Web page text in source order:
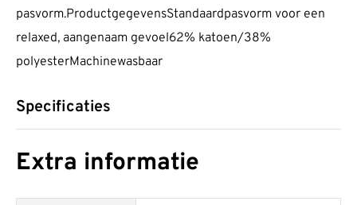
pasvorm.ProductgegevensStandaardpasvorm voor een
relaxed, aangenaam gevoel62% katoen/38%
polyesterMachinewasbaar
Specificaties
Extra informatie